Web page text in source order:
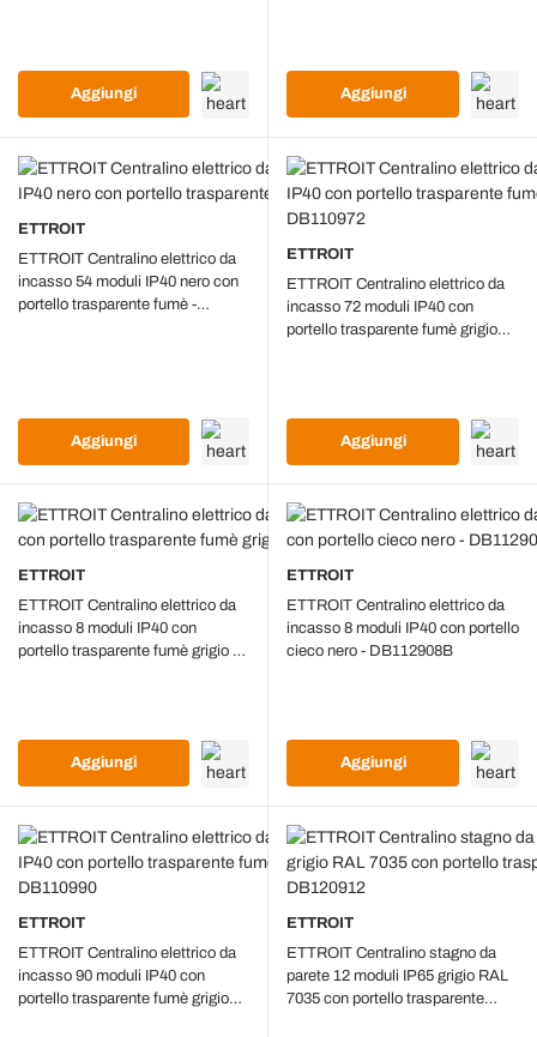
Aggiungi Aggiungi
ETTROIT
ETTROIT Centralino elettrico da
incasso 54 moduli IP40 nero con
portello trasparente fumè -
Aggiungi
ETTROIT
ETTROIT Centralino elettrico da
incasso 72 moduli IP40 con
portello trasparente fumè grigio
Aggiungi
ETTROIT
ETTROIT Centralino elettrico da
incasso 8 moduli IP40 con
portello trasparente fumè grigio -
Aggiungi
ETTROIT
ETTROIT Centralino elettrico da
incasso 8 moduli IP40 con portello
cieco nero - DB112908B
Aggiungi
ETTROIT
ETTROIT Centralino elettrico da
incasso 90 moduli IP40 con
portello trasparente fumè grigio
ETTROIT
ETTROIT Centralino stagno da
parete 12 moduli IP65 grigio RAL
7035 con portello trasparente